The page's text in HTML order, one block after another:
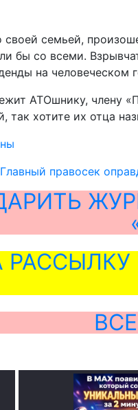
семьей,
бы со всеми.
на человеческом
АТОшнику, члену
так хотите их отца
Главный правосек